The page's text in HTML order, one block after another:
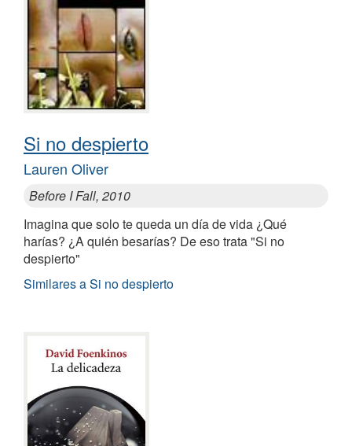
Si no despierto
Lauren Oliver
Before I Fall, 2010
Imagina que solo te queda un día de vida ¿Qué
harías? ¿A quién besarías? De eso trata "Si no
despierto"
Similares a Si no despierto